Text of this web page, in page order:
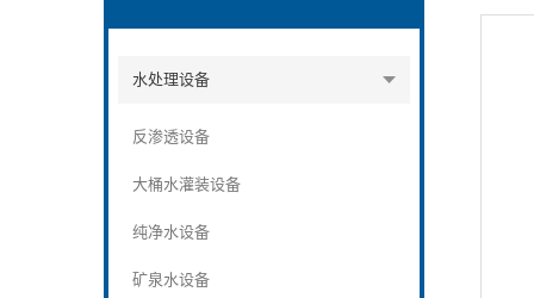
水处理设备
反渗透设备
大桶水灌装设备
纯净水设备
矿泉水设备